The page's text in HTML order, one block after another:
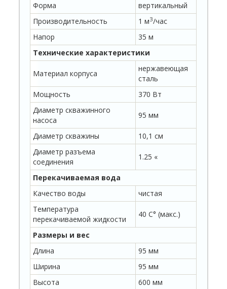
Форма
вертикальный
Производительность
1 мЗ/час
Напор
35 м
Технические характеристики
Материал корпуса
нержавеющая
сталь
Мощность
370 Вт
Диаметр скважинного
насоса
95 мм
Диаметр скважины
10,1 см
Диаметр разъема
соединения
1.25 «
Перекачиваемая вода
Качество воды
чистая
Температура
перекачиваемой жидкости
40 C° (макс.)
Размеры и вес
Длина
95 мм
Ширина
95 мм
Высота
600 мм